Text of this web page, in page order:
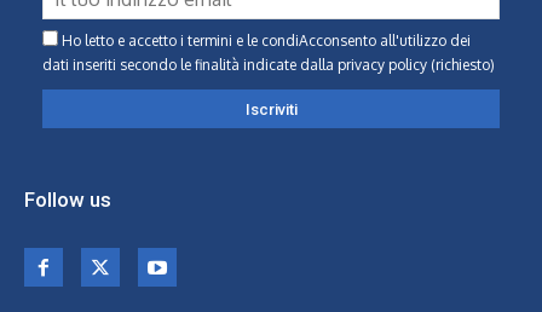
Ho letto e accetto i termini e le condiAcconsento all'utilizzo dei
dati inseriti secondo le finalità indicate dalla privacy policy (richiesto)
Follow us